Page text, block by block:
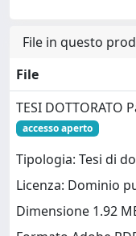
File in questo
File
TESI
accesso aperto
Tipologia: Tesi di
Licenza: Dominio
Dimensione 1.92